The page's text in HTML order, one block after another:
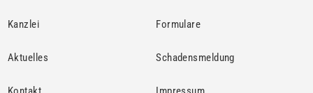
Kanzlei Formulare
Aktuelles Schadensmeldung